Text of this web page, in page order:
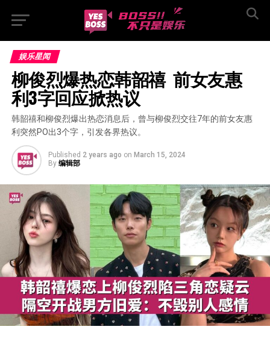
娱乐星闻
柳俊烈爆热恋韩韶禧  前女友惠
利3字回应掀热议
韩韶禧和柳俊烈爆出热恋消息后，曾与柳俊烈交往7年的前女友惠
利突然PO出3个字，引发各界热议。
Published 2 years ago on March 15, 2024
By 编辑部